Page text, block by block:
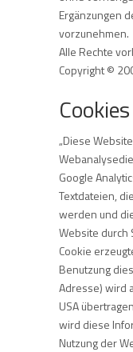
Ergänzungen
vorzunehmen.
Alle Rechte
Copyright ©
Cookies
„Diese
Google
Textdateien,
werden und
Website durch
Cookie
Benutzung
Adresse) wird
USA
wird diese
Nutzung der